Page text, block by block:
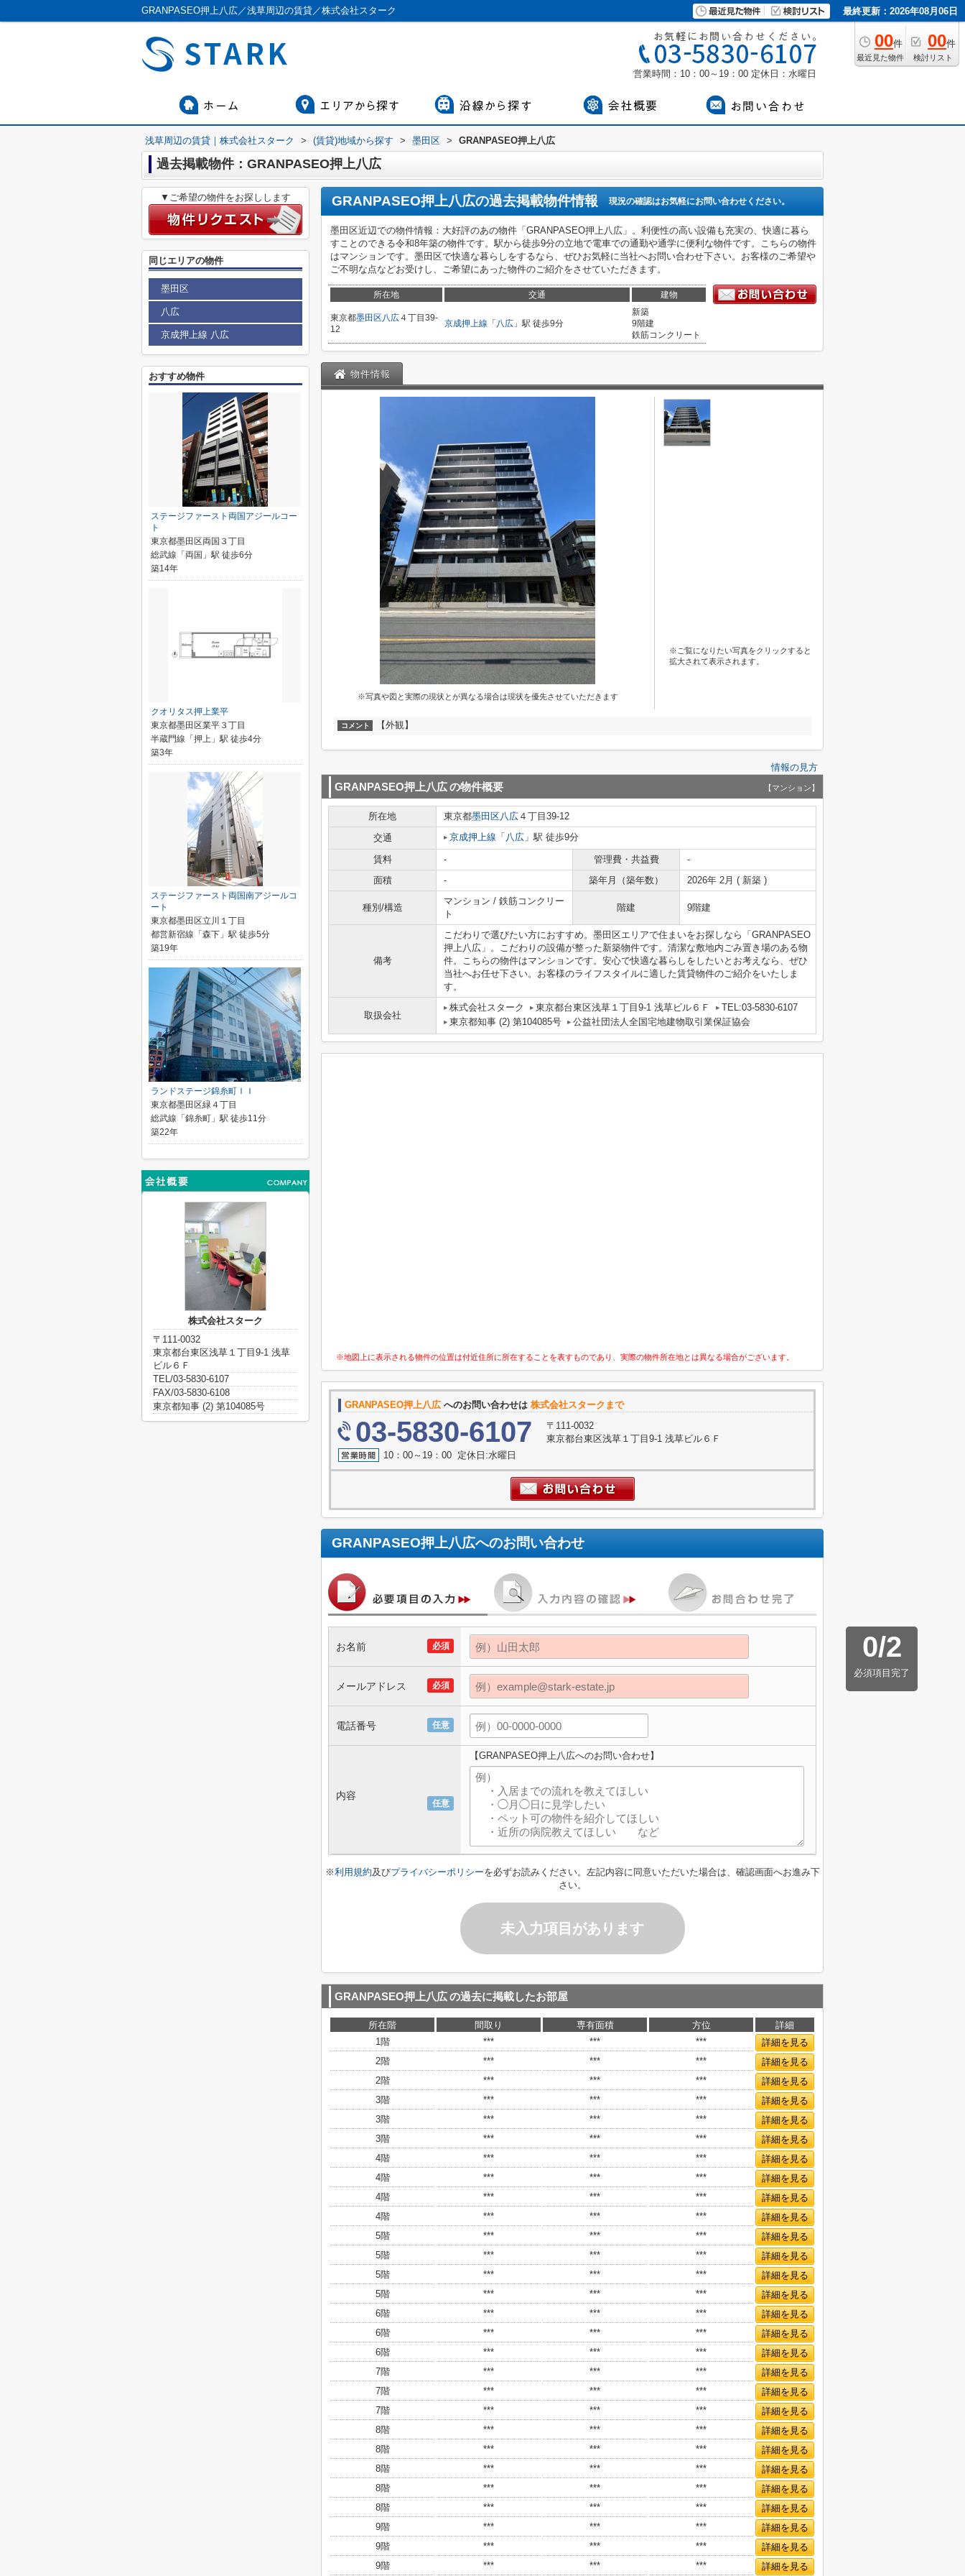
GRANPASEO押上八広／浅草周辺の賃貸／株式会社スターク 最終更新：2026年08月06日
00件
最近見た物件
00件
検討リスト
営業時間：10：00～19：00 定休日：水曜日
浅草周辺の賃貸｜株式会社スターク > (賃貸)地域から探す > 墨田区 > GRANPASEO押上八広
過去掲載物件：GRANPASEO押上八広
GRANPASEO押上八広の過去掲載物件情報 現況の確認はお気軽にお問い合わせください。
墨田区近辺での物件情報：大好評のあの物件「GRANPASEO押上八広」。利便性の高い設備も充実の、快適に暮ら
すことのできる令和8年築の物件です。駅から徒歩9分の立地で電車での通勤や通学に便利な物件です。こちらの物件
はマンションです。墨田区で快適な暮らしをするなら、ぜひお気軽に当社へお問い合わせ下さい。お客様のご希望や
ご不明な点などお受けし、ご希望にあった物件のご紹介をさせていただきます。
所在地 交通 建物
東京都墨田区八広４丁目39-
12
京成押上線 「 八広 」駅 徒歩9分
新築
9階建
鉄筋コンクリート
物件情報
※写真や図と実際の現状とが異なる場合は現状を優先させていただきます
※ご覧になりたい写真をクリックすると
拡大されて表示されます。
コメント 【外観】
情報の見方
GRANPASEO押上八広の物件概要 【マンション】
所在地 東京都墨田区八広 ４丁目39-12
交通
京成押上線 「 八広 」駅 徒歩9分
賃料 - 管理費・共益費
-
面積
- 築年月（築年数） 2026年 2月 ( 新築 )
種別/構造
マンション / 鉄筋コンクリー
ト
階建 9階建
備考
こだわりで選びたい方におすすめ。墨田区エリアで住まいをお探しなら「GRANPASEO
押上八広」。こだわりの設備が整った新築物件です。清潔な敷地内ごみ置き場のある物
件。こちらの物件はマンションです。安心で快適な暮らしをしたいとお考えなら、ぜひ
当社へお任せ下さい。お客様のライフスタイルに適した賃貸物件のご紹介をいたしま
す。
取扱会社
株式会社スターク 東京都台東区浅草１丁目9-1 浅草ビル６Ｆ
TEL:03-5830-6107
東京都知事 (2) 第104085号
公益社団法人全国宅地建物取引業保証協会
※地図上に表示される物件の位置は付近住所に所在することを表すものであり、実際の物件所在地とは異なる場合がございます。
GRANPASEO押上八広 へのお問い合わせは 株式会社スタークまで
03-5830-6107
〒111-0032
東京都台東区浅草１丁目9-1 浅草ビル６Ｆ
10：00～19：00 定休日:水曜日
GRANPASEO押上八広へのお問い合わせ
0/2
必須項目完了
必須
お名前
必須
メールアドレス
任意
電話番号
任意
内容
【GRANPASEO押上八広へのお問い合わせ】
※利用規約及びプライバシーポリシーを必ずお読みください。左記内容に同意いただいた場合は、確認画面へお進み下
さい。
未入力項目があります
GRANPASEO押上八広の過去に掲載したお部屋
所在階 間取り 専有面積 方位
詳細
1階
*** *** ***
詳細を見る
2階
*** *** ***
詳細を見る
2階
*** *** ***
詳細を見る
3階
*** *** ***
詳細を見る
3階
*** *** ***
詳細を見る
3階
*** *** ***
詳細を見る
4階
*** *** ***
詳細を見る
4階
*** *** ***
詳細を見る
4階
*** *** ***
詳細を見る
4階
*** *** ***
詳細を見る
5階
*** *** ***
詳細を見る
5階
*** *** ***
詳細を見る
5階
*** *** ***
詳細を見る
5階
*** *** ***
詳細を見る
6階
*** *** ***
詳細を見る
6階
*** *** ***
詳細を見る
6階
*** *** ***
詳細を見る
7階
*** *** ***
詳細を見る
7階
*** *** ***
詳細を見る
7階
*** *** ***
詳細を見る
8階
*** *** ***
詳細を見る
8階
*** *** ***
詳細を見る
8階
*** *** ***
詳細を見る
8階
*** *** ***
詳細を見る
8階
*** *** ***
詳細を見る
9階
*** *** ***
詳細を見る
9階
*** *** ***
詳細を見る
9階
*** *** *** 詳細を見る
▼ご希望の物件をお探しします
同じエリアの物件
墨田区
八広
京成押上線 八広
おすすめ物件
ステージファースト両国アジールコー
ト
東京都墨田区両国３丁目
総武線「両国」駅 徒歩6分
築14年
クオリタス押上業平
東京都墨田区業平３丁目
半蔵門線「押上」駅 徒歩4分
築3年
ステージファースト両国南アジールコ
ート
東京都墨田区立川１丁目
都営新宿線「森下」駅 徒歩5分
築19年
ランドステージ錦糸町ＩＩ
東京都墨田区緑４丁目
総武線「錦糸町」駅 徒歩11分
築22年
株式会社スターク
〒111-0032
東京都台東区浅草１丁目9-1 浅草
ビル６Ｆ
TEL/03-5830-6107
FAX/03-5830-6108
東京都知事 (2) 第104085号